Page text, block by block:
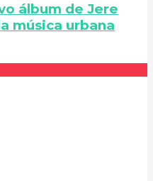
álbum de Jere
música urbana